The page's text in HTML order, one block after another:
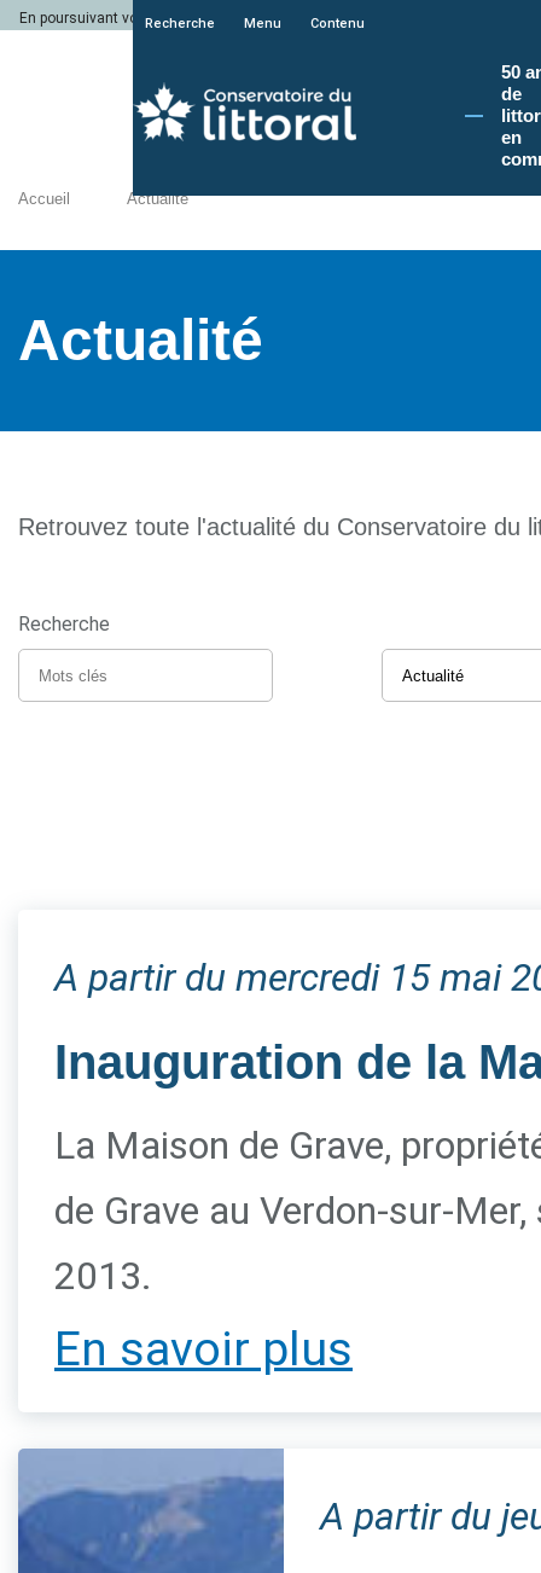
En poursuivant votre navigation sur le site du Conservatoire du littoral, vous
Recherche Menu Contenu
50
de
en
Accueil Actualité
Actualité
Retrouvez toute l'actualité du Conservatoire du
Recherche
A partir du mercredi 15 mai
Inauguration de la
La Maison de Grave,
de Grave au Verdon-sur-
2013.
En savoir plus
A partir du